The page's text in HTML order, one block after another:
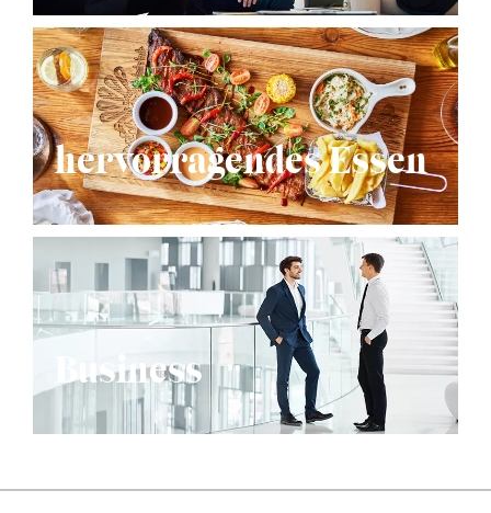
hervorragendes Essen
Business